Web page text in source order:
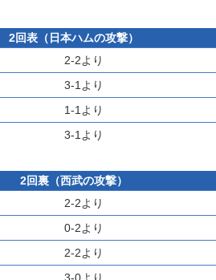
2回表（日本ハムの攻撃）
2-2より
3-1より
1-1より
3-1より
2回裏（西武の攻撃）
2-2より
0-2より
2-2より